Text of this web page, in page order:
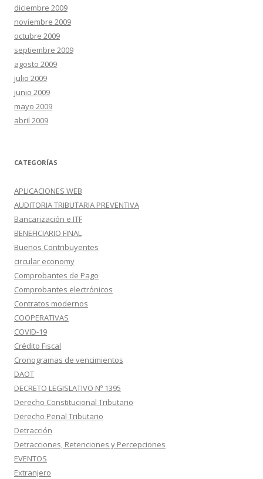
diciembre 2009
noviembre 2009
octubre 2009
septiembre 2009
agosto 2009
julio 2009
junio 2009
mayo 2009
abril 2009
CATEGORÍAS
APLICACIONES WEB
AUDITORIA TRIBUTARIA PREVENTIVA
Bancarización e ITF
BENEFICIARIO FINAL
Buenos Contribuyentes
circular economy
Comprobantes de Pago
Comprobantes electrónicos
Contratos modernos
COOPERATIVAS
COVID-19
Crédito Fiscal
Cronogramas de vencimientos
DAOT
DECRETO LEGISLATIVO Nº 1395
Derecho Constitucional Tributario
Derecho Penal Tributario
Detracción
Detracciones, Retenciones y Percepciones
EVENTOS
Extranjero